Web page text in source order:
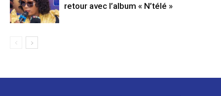
retour avec l’album « N’télé »